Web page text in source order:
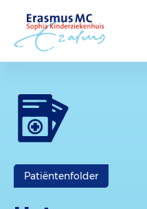
Patiëntenfolder